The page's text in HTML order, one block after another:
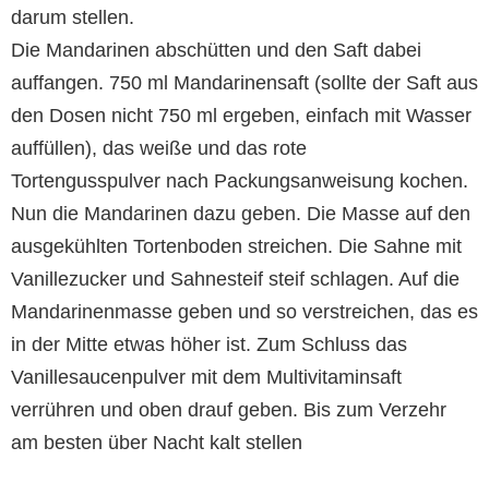
darum stellen.
Die Mandarinen abschütten und den Saft dabei
auffangen. 750 ml Mandarinensaft (sollte der Saft aus
den Dosen nicht 750 ml ergeben, einfach mit Wasser
auffüllen), das weiße und das rote
Tortengusspulver nach Packungsanweisung kochen.
Nun die Mandarinen dazu geben. Die Masse auf den
ausgekühlten Tortenboden streichen. Die Sahne mit
Vanillezucker und Sahnesteif steif schlagen. Auf die
Mandarinenmasse geben und so verstreichen, das es
in der Mitte etwas höher ist. Zum Schluss das
Vanillesaucenpulver mit dem Multivitaminsaft
verrühren und oben drauf geben. Bis zum Verzehr
am besten über Nacht kalt stellen